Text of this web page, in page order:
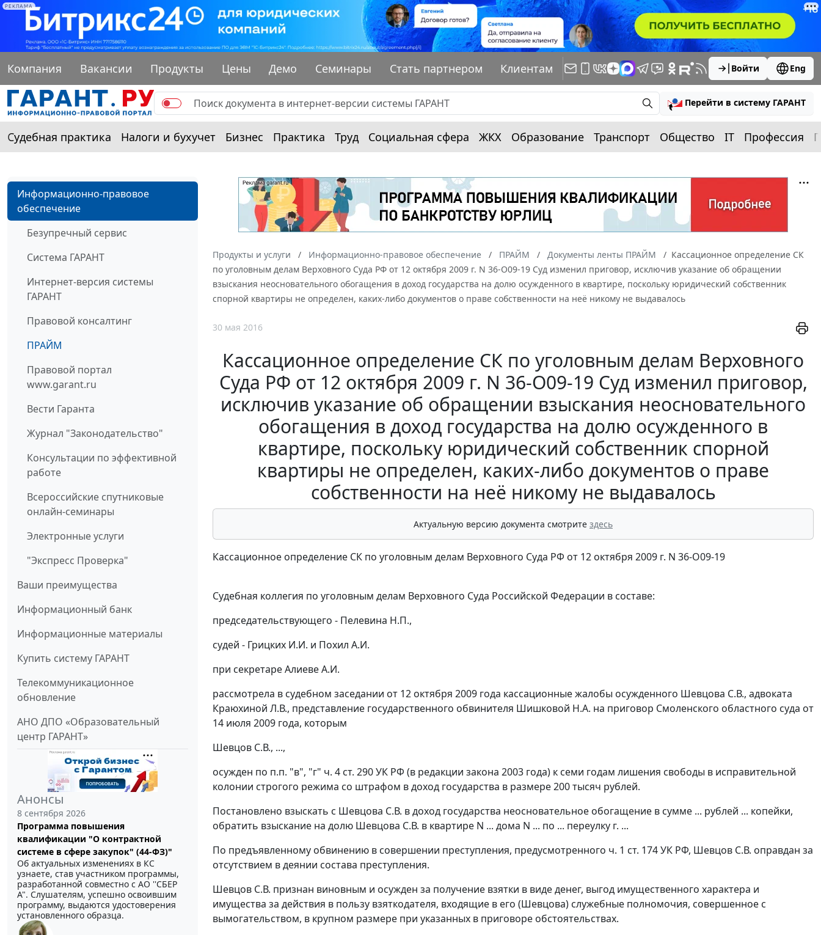
РЕКЛАМА
Компания Вакансии Продукты Цены Демо Семинары Стать партнером Клиентам Войти Eng
Перейти в систему ГАРАНТ
Судебная практика Налоги и бухучет Бизнес Практика Труд Социальная сфера ЖКХ Образование Транспорт Общество IT Профессия
Информационно-правовое
обеспечение
Безупречный сервис
Система ГАРАНТ
Интернет-версия системы
ГАРАНТ
Правовой консалтинг
ПРАЙМ
Правовой портал
www.garant.ru
Вести Гаранта
Журнал "Законодательство"
Консультации по эффективной
работе
Всероссийские спутниковые
онлайн-семинары
Электронные услуги
"Экспресс Проверка"
Ваши преимущества
Информационный банк
Информационные материалы
Купить систему ГАРАНТ
Телекоммуникационное
обновление
АНО ДПО «Образовательный
центр ГАРАНТ»
Анонсы
8 сентября 2026
Программа повышения
квалификации "О контрактной
системе в сфере закупок" (44-ФЗ)"
Об актуальных изменениях в КС
узнаете, став участником программы,
разработанной совместно с АО ''СБЕР
А". Слушателям, успешно освоившим
программу, выдаются удостоверения
установленного образца.
Продукты и услуги Информационно-правовое обеспечение ПРАЙМ Документы ленты ПРАЙМ
Кассационное определение СК
по уголовным делам Верховного Суда РФ от 12 октября 2009 г. N 36-О09-19 Суд изменил приговор, исключив указание об обращении
взыскания неосновательного обогащения в доход государства на долю осужденного в квартире, поскольку юридический собственник
спорной квартиры не определен, каких-либо документов о праве собственности на неё никому не выдавалось
30 мая 2016
Кассационное определение СК по уголовным делам Верховного
Суда РФ от 12 октября 2009 г. N 36-О09-19 Суд изменил приговор,
исключив указание об обращении взыскания неосновательного
обогащения в доход государства на долю осужденного в
квартире, поскольку юридический собственник спорной
квартиры не определен, каких-либо документов о праве
собственности на неё никому не выдавалось
Актуальную версию документа смотрите здесь
Кассационное определение СК по уголовным делам Верховного Суда РФ от 12 октября 2009 г. N 36-О09-19
Судебная коллегия по уголовным делам Верховного Суда Российской Федерации в составе:
председательствующего - Пелевина Н.П.,
судей - Грицких И.И. и Похил А.И.
при секретаре Алиеве А.И.
рассмотрела в судебном заседании от 12 октября 2009 года кассационные жалобы осужденного Шевцова С.В., адвоката
Краюхиной Л.В., представление государственного обвинителя Шишковой Н.А. на приговор Смоленского областного суда от
14 июля 2009 года, которым
Шевцов С.В., ...,
осужден по п.п. "в", "г" ч. 4 ст. 290УК РФ (в редакции закона 2003 года) к семи годам лишения свободы в исправительной
колонии строгого режима со штрафом в доход государства в размере 200 тысяч рублей.
Постановлено взыскать с Шевцова С.В. в доход государства неосновательное обогащение в сумме ... рублей ... копейки,
обратить взыскание на долю Шевцова С.В. в квартире N ... дома N ... по ... переулку г. ...
По предъявленному обвинению в совершении преступления, предусмотренного ч. 1 ст. 174УК РФ, Шевцов С.В. оправдан за
отсутствием в деянии состава преступления.
Шевцов С.В. признан виновным и осужден за получение взятки в виде денег, выгод имущественного характера и
имущества за действия в пользу взяткодателя, входящие в его (Шевцова) служебные полномочия, совершенное с
вымогательством, в крупном размере при указанных в приговоре обстоятельствах.